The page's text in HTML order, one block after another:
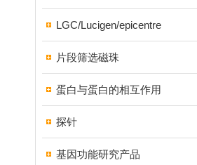
LGC/Lucigen/epicentre
片段筛选磁珠
蛋白与蛋白的相互作用
探针
基因功能研究产品